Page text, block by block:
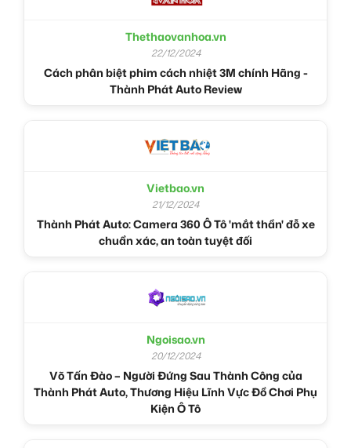
Thethaovanhoa.vn
22/12/2024
Cách phân biệt phim cách nhiệt 3M chính Hãng -
Thành Phát Auto Review
Vietbao.vn
21/12/2024
Thành Phát Auto: Camera 360 Ô Tô 'mắt thần' đỗ xe
chuẩn xác, an toàn tuyệt đối
Ngoisao.vn
20/12/2024
Võ Tấn Đào – Người Đứng Sau Thành Công của
Thành Phát Auto, Thương Hiệu Lĩnh Vực Đồ Chơi Phụ
Kiện Ô Tô